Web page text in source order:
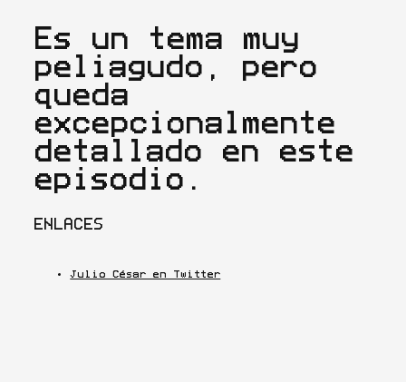
Es un tema muy
peliagudo, pero
queda
excepcionalmente
detallado en este
episodio.
ENLACES
Julio César en Twitter